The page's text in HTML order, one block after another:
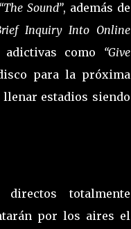
Sound”, además de
Inquiry Into Online
como “Give
para la próxima
llenar estadios siendo
totalmente
por los aires el